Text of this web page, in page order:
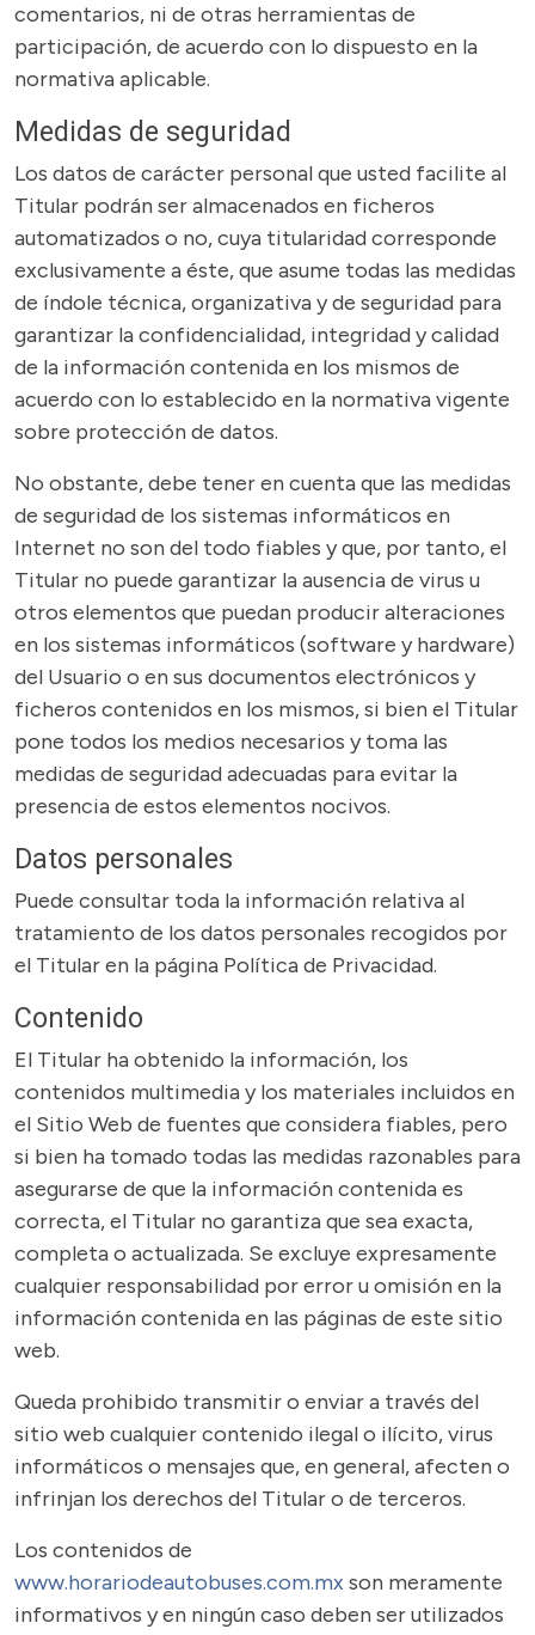
comentarios, ni de otras herramientas de
participación, de acuerdo con lo dispuesto en la
normativa aplicable.
Medidas de seguridad
Los datos de carácter personal que usted facilite al
Titular podrán ser almacenados en ficheros
automatizados o no, cuya titularidad corresponde
exclusivamente a éste, que asume todas las medidas
de índole técnica, organizativa y de seguridad para
garantizar la confidencialidad, integridad y calidad
de la información contenida en los mismos de
acuerdo con lo establecido en la normativa vigente
sobre protección de datos.
No obstante, debe tener en cuenta que las medidas
de seguridad de los sistemas informáticos en
Internet no son del todo fiables y que, por tanto, el
Titular no puede garantizar la ausencia de virus u
otros elementos que puedan producir alteraciones
en los sistemas informáticos (software y hardware)
del Usuario o en sus documentos electrónicos y
ficheros contenidos en los mismos, si bien el Titular
pone todos los medios necesarios y toma las
medidas de seguridad adecuadas para evitar la
presencia de estos elementos nocivos.
Datos personales
Puede consultar toda la información relativa al
tratamiento de los datos personales recogidos por
el Titular en la página Política de Privacidad.
Contenido
El Titular ha obtenido la información, los
contenidos multimedia y los materiales incluidos en
el Sitio Web de fuentes que considera fiables, pero
si bien ha tomado todas las medidas razonables para
asegurarse de que la información contenida es
correcta, el Titular no garantiza que sea exacta,
completa o actualizada. Se excluye expresamente
cualquier responsabilidad por error u omisión en la
información contenida en las páginas de este sitio
web.
Queda prohibido transmitir o enviar a través del
sitio web cualquier contenido ilegal o ilícito, virus
informáticos o mensajes que, en general, afecten o
infrinjan los derechos del Titular o de terceros.
Los contenidos de
www.horariodeautobuses.com.mx son meramente
informativos y en ningún caso deben ser utilizados